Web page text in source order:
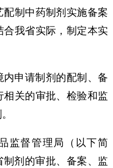
制中药制剂实施备案
我省实际，制定本实
申请制剂的配制、备
关的审批、检验和监
监督管理局（以下简
制剂的审批、备案、监